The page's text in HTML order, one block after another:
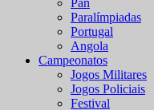
Paralímpiadas
Portugal
Angola
Campeonatos
Jogos Militares
Jogos Policiais
Festival